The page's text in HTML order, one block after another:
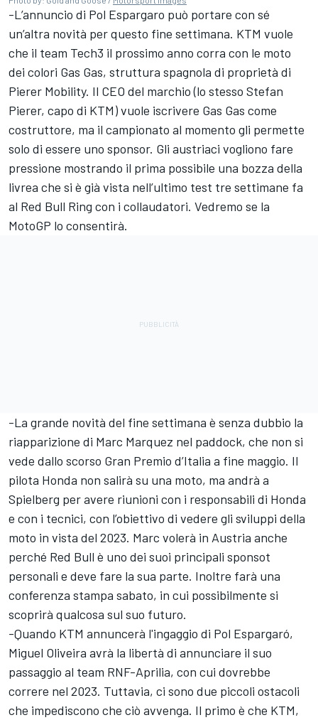
-L’annuncio di Pol Espargaro può portare con sé
un’altra novità per questo fine settimana. KTM vuole
che il team Tech3 il prossimo anno corra con le moto
dei colori Gas Gas, struttura spagnola di proprietà di
Pierer Mobility. Il CEO del marchio (lo stesso Stefan
Pierer, capo di KTM) vuole iscrivere Gas Gas come
costruttore, ma il campionato al momento gli permette
solo di essere uno sponsor. Gli austriaci vogliono fare
pressione mostrando il prima possibile una bozza della
livrea che si è già vista nell’ultimo test tre settimane fa
al Red Bull Ring con i collaudatori. Vedremo se la
MotoGP lo consentirà.
-La grande novità del fine settimana è senza dubbio la
riapparizione di Marc Marquez nel paddock, che non si
vede dallo scorso Gran Premio d’Italia a fine maggio. Il
pilota Honda non salirà su una moto, ma andrà a
Spielberg per avere riunioni con i responsabili di Honda
e con i tecnici, con l’obiettivo di vedere gli sviluppi della
moto in vista del 2023. Marc volerà in Austria anche
perché Red Bull è uno dei suoi principali sponsot
personali e deve fare la sua parte. Inoltre farà una
conferenza stampa sabato, in cui possibilmente si
scoprirà qualcosa sul suo futuro.
-Quando KTM annuncerà l'ingaggio di Pol Espargaró,
Miguel Oliveira avrà la libertà di annunciare il suo
passaggio al team RNF-Aprilia, con cui dovrebbe
correre nel 2023. Tuttavia, ci sono due piccoli ostacoli
che impediscono che ciò avvenga. Il primo è che KTM,